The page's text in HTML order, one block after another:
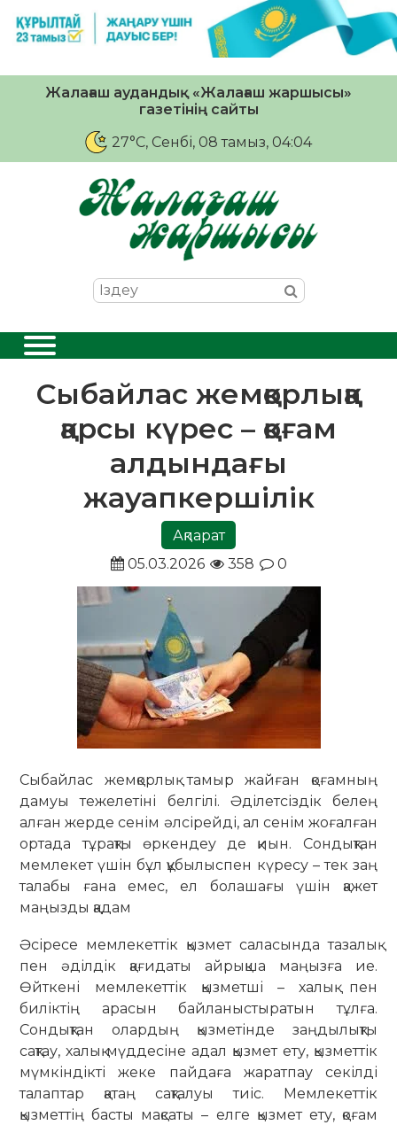
Жалағаш аудандық «Жалағаш жаршысы»
газетінің сайты
27°C, Сенбі, 08 тамыз, 04:04
Сыбайлас жемқорлыққа
қарсы күрес – қоғам
алдындағы
жауапкершілік
Ақпарат
05.03.2026
358 0
Сыбайлас жемқорлық тамыр жайған қоғамның
дамуы тежелетіні белгілі. Әділетсіздік белең
алған жерде сенім әлсірейді, ал сенім жоғалған
ортада тұрақты өркендеу де қиын. Сондықтан
мемлекет үшін бұл құбылыспен күресу – тек заң
талабы ғана емес, ел болашағы үшін қажет
маңызды қадам
Әсіресе мемлекеттік қызмет саласында тазалық
пен әділдік қағидаты айрықша маңызға ие.
Өйткені мемлекеттік қызметші – халық пен
биліктің арасын байланыстыратын тұлға.
Сондықтан олардың қызметінде заңдылықты
сақтау, халық мүддесіне адал қызмет ету, қызметтік
мүмкіндікті жеке пайдаға жаратпау секілді
талаптар қатаң сақталуы тиіс. Мемлекеттік
қызметтің басты мақсаты – елге қызмет ету, қоғам